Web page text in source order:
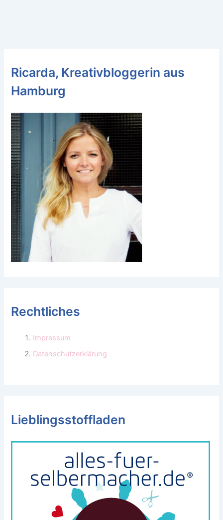
Ricarda, Kreativbloggerin aus
Hamburg
Rechtliches
Impressum
Datenschutzerklärung
Lieblingsstoffladen